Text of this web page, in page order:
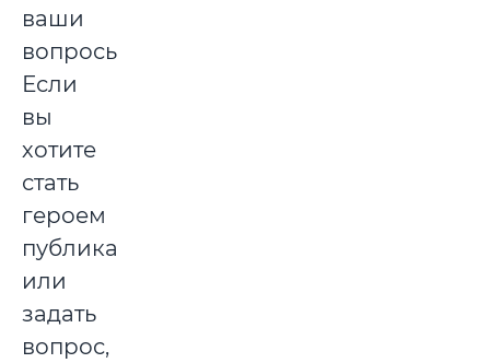
ваши
вопросы.
Если
вы
хотите
стать
героем
публикации
или
задать
вопрос,